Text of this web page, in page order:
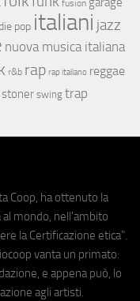
fusion
pop italiani jazz
nuova musica italiana
r&b rap rap italiano reggae
stoner swing trap
Coop, ha ottenuto la
al mondo, nell'ambito
la Certificazione etica".
vanta un primato:
e appena può, lo
agli artisti.